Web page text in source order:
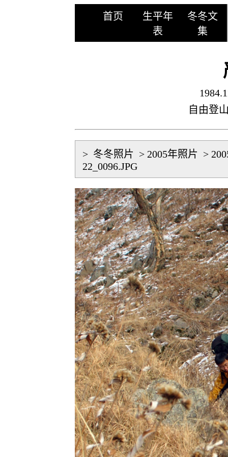
首页
生平年
表
冬冬文
集
自由登
> 冬冬照片 > 2005年照片 >
22_0096.JPG